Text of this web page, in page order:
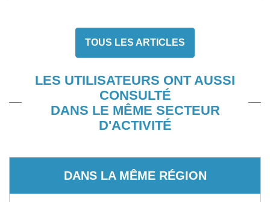
TOUS LES ARTICLES
LES UTILISATEURS ONT AUSSI
CONSULTÉ
DANS LE MÊME SECTEUR
D'ACTIVITÉ
DANS LA MÊME RÉGION